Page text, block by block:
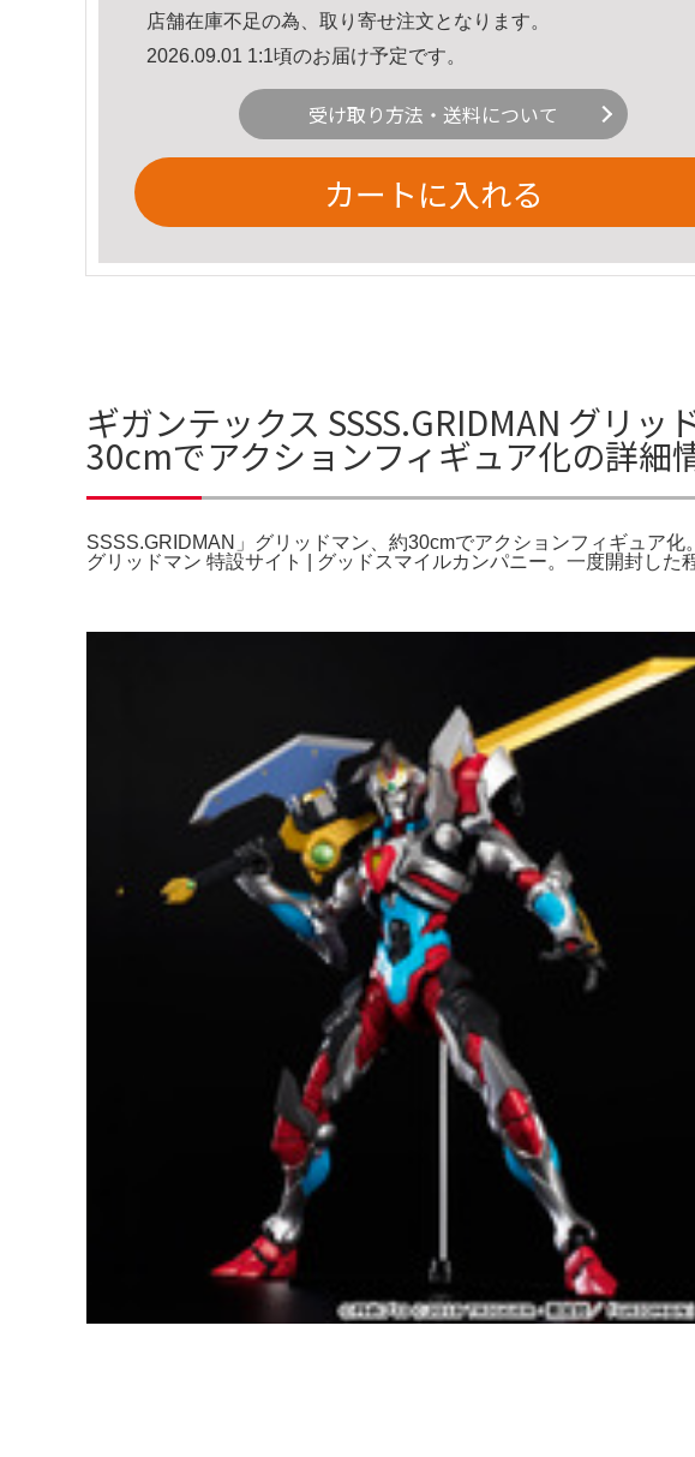
店舗在庫不足の為、取り寄せ注文となります。
2026.09.01 1:1頃のお届け予定です。
受け取り方法・送料について
カートに入れる
ギガンテックス SSSS.GRIDMAN グリ
30cmでアクションフィギュア化の詳細
SSSS.GRIDMAN」グリッドマン、約30cmでアクションフィギュア
グリッドマン 特設サイト | グッドスマイルカンパニー。一度開封し